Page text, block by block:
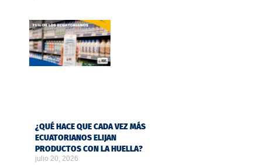
¿QUÉ HACE QUE CADA VEZ MÁS
ECUATORIANOS ELIJAN
PRODUCTOS CON LA HUELLA?
julio 20, 2026